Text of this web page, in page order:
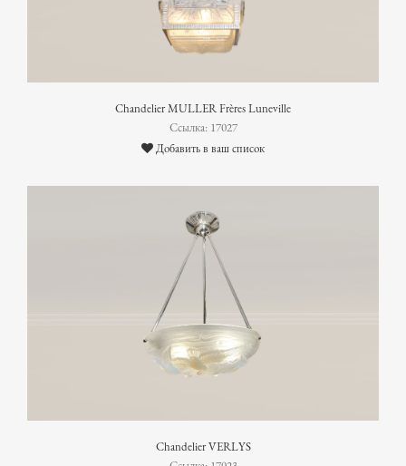
Chandelier MULLER Frères Luneville
Ссылка: 17027
Добавить в ваш список
Chandelier VERLYS